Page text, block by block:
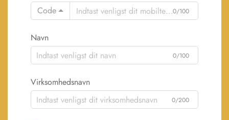
Code
0/100
Navn
0/100
Virksomhedsnavn
0/200